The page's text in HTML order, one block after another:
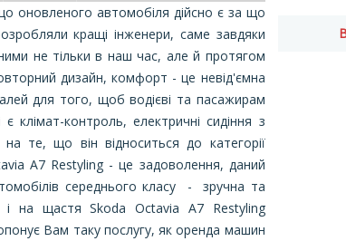
оновленого автомобіля дійсно є за що
кращі інженери, саме завдяки
не тільки в наш час, але й протягом
дизайн, комфорт - це невід'ємна
для того, щоб водієві та пасажирам
клімат-контроль, електричні сидіння з
те, що він відноситься до категорії
A7 Restyling - це задоволення, даний
середнього класу - зручна та
і на щастя Skoda Octavia A7 Restyling
Вам таку послугу, як оренда машин